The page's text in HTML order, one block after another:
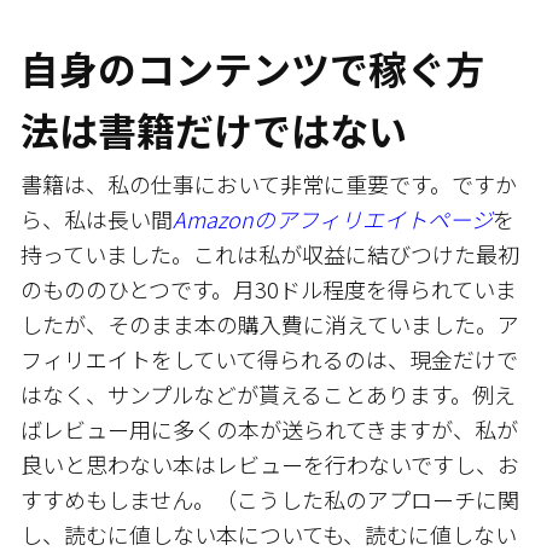
自身のコンテンツで稼ぐ方
法は書籍だけではない
書籍は、私の仕事において非常に重要です。ですか
ら、私は長い間Amazonのアフィリエイトページを
持っていました。これは私が収益に結びつけた最初
のもののひとつです。月30ドル程度を得られていま
したが、そのまま本の購入費に消えていました。ア
フィリエイトをしていて得られるのは、現金だけで
はなく、サンプルなどが貰えることあります。例え
ばレビュー用に多くの本が送られてきますが、私が
良いと思わない本はレビューを行わないですし、お
すすめもしません。（こうした私のアプローチに関
し、読むに値しない本についても、読むに値しない